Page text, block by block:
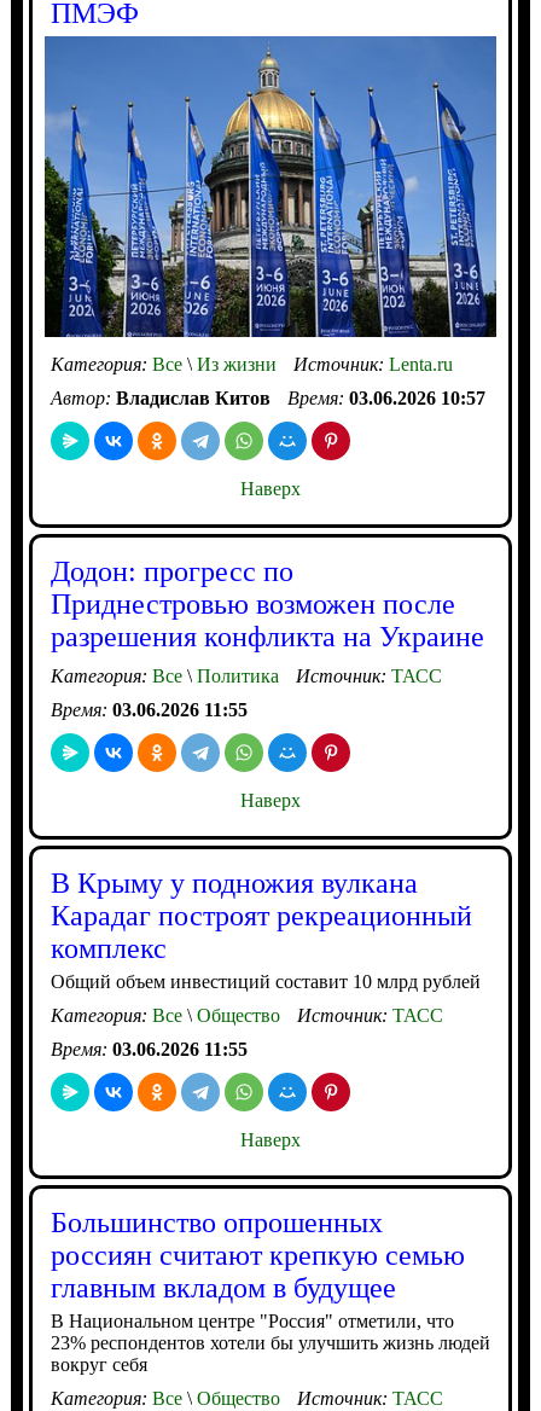
ПМЭФ
Категория: Все\Из жизни Источник: Lenta.ru
Автор: Владислав Китов Время: 03.06.2026 10:57
Наверх
Додон: прогресс по
Приднестровью возможен после
разрешения конфликта на Украине
Категория: Все\Политика Источник: ТАСС
Время: 03.06.2026 11:55
Наверх
В Крыму у подножия вулкана
Карадаг построят рекреационный
комплекс
Общий объем инвестиций составит 10 млрд рублей
Категория: Все\Общество Источник: ТАСС
Время: 03.06.2026 11:55
Наверх
Большинство опрошенных
россиян считают крепкую семью
главным вкладом в будущее
В Национальном центре "Россия" отметили, что
23% респондентов хотели бы улучшить жизнь людей
вокруг себя
Категория: Все\Общество Источник: ТАСС